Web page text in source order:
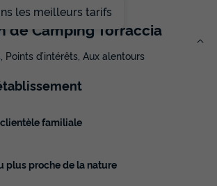
7 nuits
401,74 €
les meilleurs tarifs
de Camping Torraccia
Points d’intérêts, Aux alentours
familiale
plus proche de la nature